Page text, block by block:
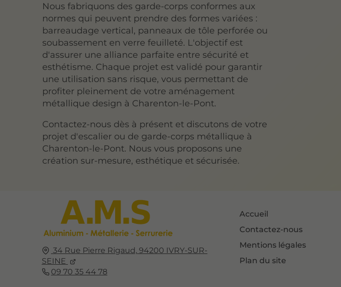
Nous fabriquons des garde-corps conformes aux
normes qui peuvent prendre des formes variées :
barreaudage vertical, panneaux de tôle perforée ou
soubassement en verre feuilleté. L'objectif est
d'assurer une alliance parfaite entre sécurité et
esthétisme. Chaque projet est validé pour garantir
une utilisation sans risque, vous permettant de
profiter pleinement de votre aménagement
métallique design à Charenton-le-Pont.
Contactez-nous dès à présent et discutons de votre
projet d'escalier ou de garde-corps métallique à
Charenton-le-Pont. Nous vous proposons une
création sur-mesure, esthétique et sécurisée.
34 Rue Pierre Rigaud, 94200 IVRY-SUR-
SEINE
09 70 35 44 78
Accueil
Contactez-nous
Mentions légales
Plan du site